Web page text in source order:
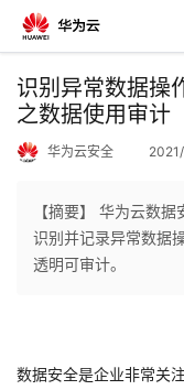
返
回
个
主
的
识别异常数据操
之数据使用审计
华为云安全
【摘要】 华为云数
识别并记录异常数据
透明可审计。
数据安全是企业非常关